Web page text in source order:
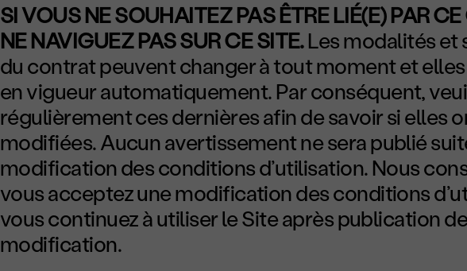
SI VOUS NE SOUHAITEZ PAS ÊTRE LIÉ(E) PAR
NE NAVIGUEZ PAS SUR CE SITE.Les modalités et
du contrat peuvent changer à tout moment et
en vigueur automatiquement. Par conséquent,
régulièrement ces dernières afin de savoir si elles
modifiées. Aucun avertissement ne sera publié
modification des conditions d’utilisation. Nous
vous acceptez une modification des conditions
vous continuez à utiliser le Site après publication
modification.